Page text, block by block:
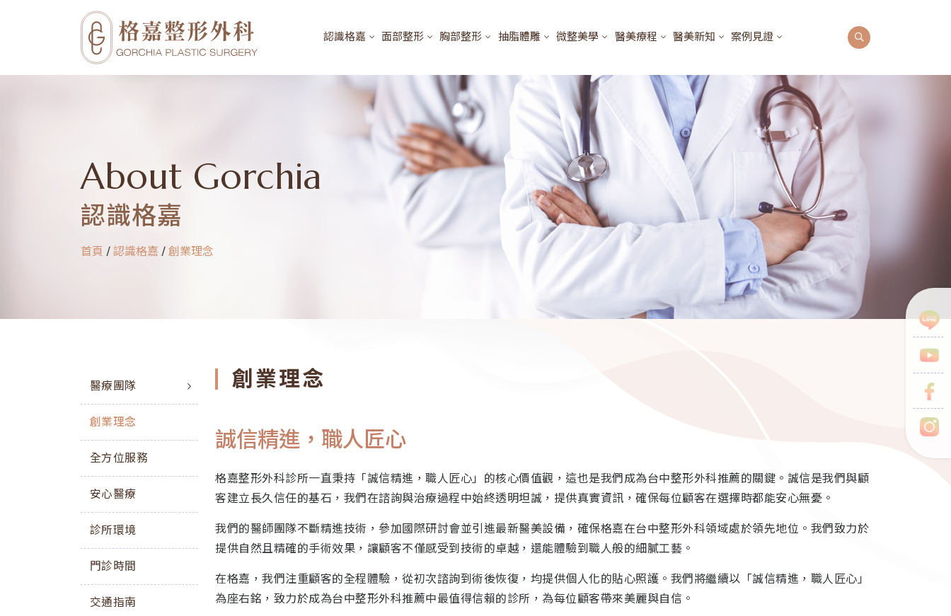
認識格嘉 面部整形 胸部整形 抽脂體雕 微整美學 醫美療程 醫美新知 案例見證
About Gorchia
認識格嘉
首頁 /認識格嘉 /創業理念
醫療團隊
創業理念
全方位服務
安心醫療
診所環境
門診時間
交通指南
創業理念
誠信精進，職人匠心
格嘉整形外科診所一直秉持「誠信精進，職人匠心」的核心價值觀，這也是我們成為台中整形外科推薦的關鍵。誠信是我們與顧
客建立長久信任的基石，我們在諮詢與治療過程中始終透明坦誠，提供真實資訊，確保每位顧客在選擇時都能安心無憂。
我們的醫師團隊不斷精進技術，參加國際研討會並引進最新醫美設備，確保格嘉在台中整形外科領域處於領先地位。我們致力於
提供自然且精確的手術效果，讓顧客不僅感受到技術的卓越，還能體驗到職人般的細膩工藝。
在格嘉，我們注重顧客的全程體驗，從初次諮詢到術後恢復，均提供個人化的貼心照護。我們將繼續以「誠信精進，職人匠心」
為座右銘，致力於成為台中整形外科推薦中最值得信賴的診所，為每位顧客帶來美麗與自信。